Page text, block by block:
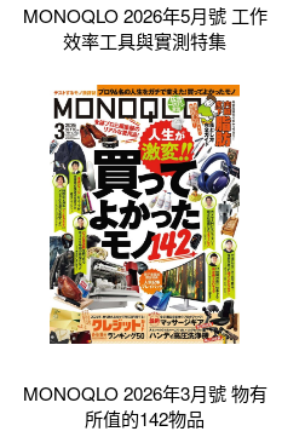
MONOQLO 2026年5月號 工作
效率工具與實測特集
MONOQLO 2026年3月號 物有
所值的142物品